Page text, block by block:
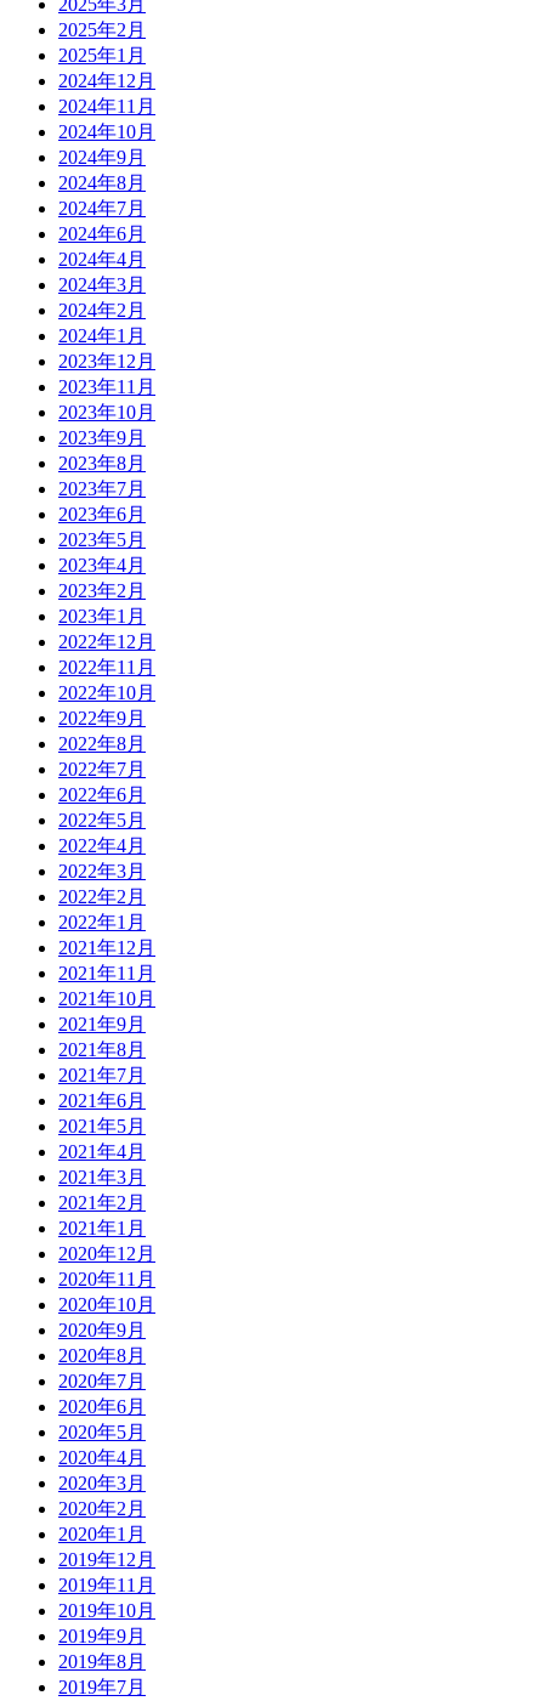
2025年3月
2025年2月
2025年1月
2024年12月
2024年11月
2024年10月
2024年9月
2024年8月
2024年7月
2024年6月
2024年4月
2024年3月
2024年2月
2024年1月
2023年12月
2023年11月
2023年10月
2023年9月
2023年8月
2023年7月
2023年6月
2023年5月
2023年4月
2023年2月
2023年1月
2022年12月
2022年11月
2022年10月
2022年9月
2022年8月
2022年7月
2022年6月
2022年5月
2022年4月
2022年3月
2022年2月
2022年1月
2021年12月
2021年11月
2021年10月
2021年9月
2021年8月
2021年7月
2021年6月
2021年5月
2021年4月
2021年3月
2021年2月
2021年1月
2020年12月
2020年11月
2020年10月
2020年9月
2020年8月
2020年7月
2020年6月
2020年5月
2020年4月
2020年3月
2020年2月
2020年1月
2019年12月
2019年11月
2019年10月
2019年9月
2019年8月
2019年7月